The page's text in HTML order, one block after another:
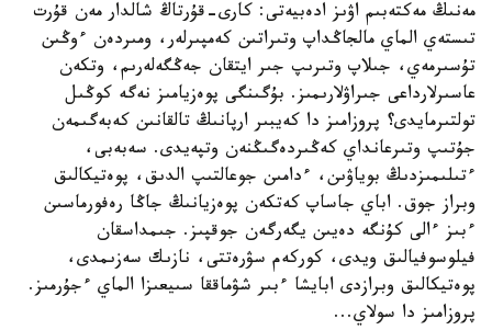
مەنىڭ مەكتەبىم اۋىز ادەبيەتى: كارى-قۇرتاڭ شالدار مەن قۇرت
تىستەي الماي مالجاڭداپ وتىراتىن كەمپىرلەر، ومىردەن ءوڭىن
تۇسىرمەي، جىلاپ وتىرىپ جىر ايتقان جەڭگەلەرىم، وتكەن
عاسىرلارداعى جىراۋلارىمىز. بۇگىنگى پوەزيامىز نەگە كوڭىل
تولتىرمايدى؟ پروزامىز دا كەيبىر ارپانىڭ تالقانىن كەبەگىمەن
جۇتىپ وتىرعانداي كەڭىردەگىڭنەن وتپەيدى. سەبەبى،
ءتىلىمىزدىڭ بوياۋىن، ءدامىن جوعالتىپ الدىق، پوەتيكالىق
وبراز جوق. اباي جاساپ كەتكەن پوەزيانىڭ جاڭا رەفورماسىن
ءبىز ءالى كۇنگە دەيىن يگەرگەن جوقپىز. جىمداسقان
فيلوسوفيالىق ويدى، كوركەم سۋرەتتى، نازىك سەزىمدى،
پوەتيكالىق وبرازدى ابايشا ءبىر شۋماققا سىيعىزا الماي ءجۇرمىز.
پروزامىز دا سولاي...